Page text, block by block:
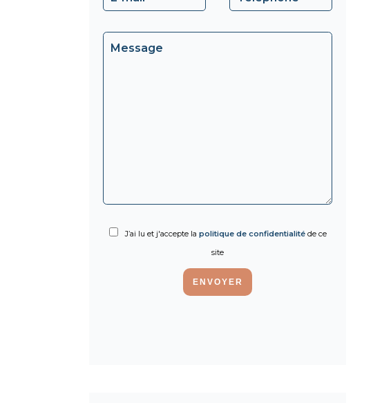
J’ai lu et j'accepte la politique de confidentialitéde ce
site
ENVOYER